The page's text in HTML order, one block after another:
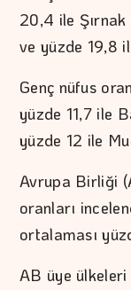
20,4 ile
ve yüzde 19,8
Genç nüfus
yüzde 11,7 ile
yüzde 12 ile
Avrupa Birliği
oranları
ortalaması
AB üye ülkeleri